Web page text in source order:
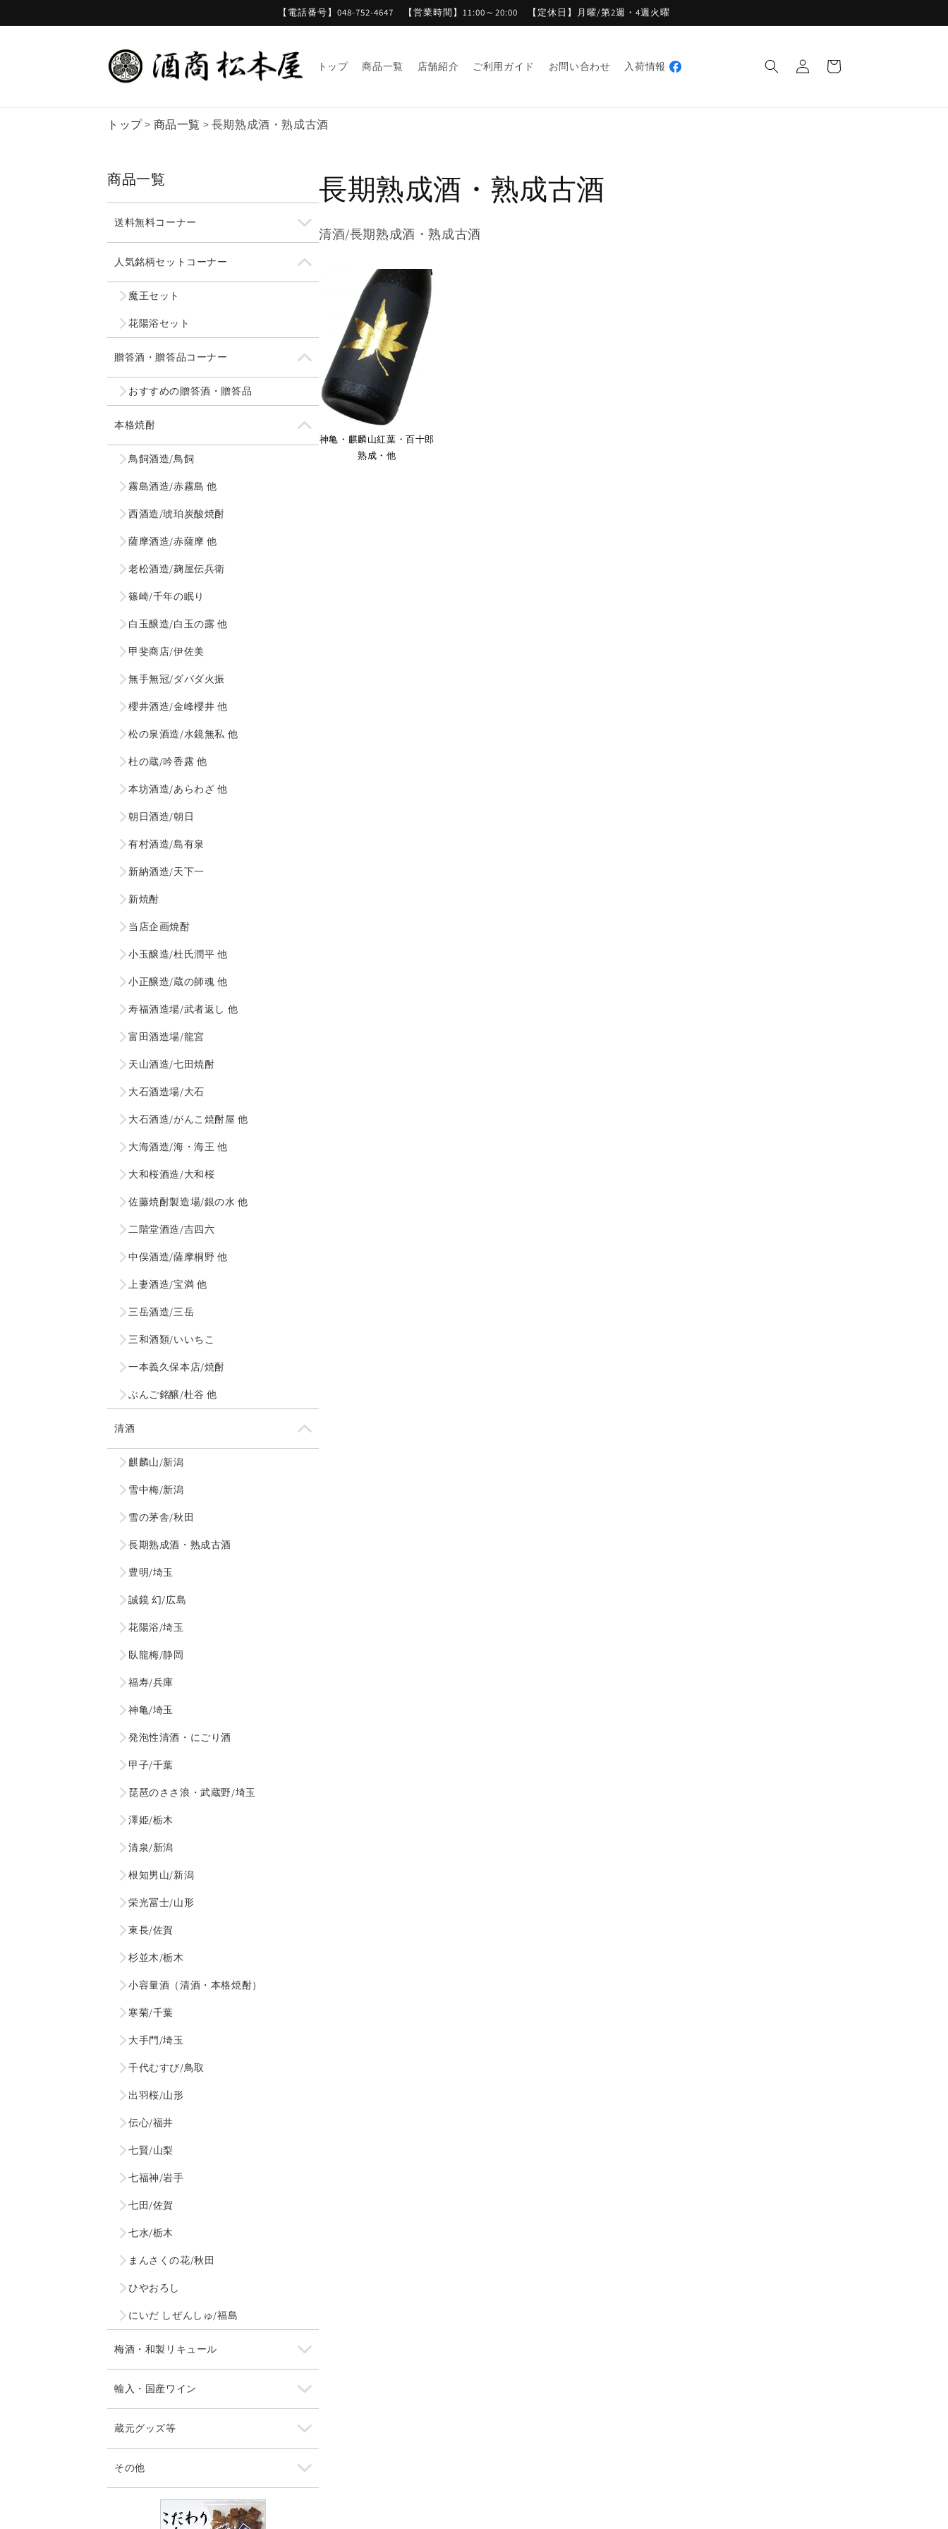
進む
【電話番号】048-752-4647 【営業時間】11:00～20:00 【定休日】月曜/第2週・4週火曜
トップ 商品一覧 店舗紹介 ご利用ガイド お問い合わせ 入荷情報
グ
イ
ー
トップ> 商品一覧 >長期熟成酒・熟成古酒
商品一覧
送料無料コーナー
人気銘柄セットコーナー
魔王セット
花陽浴セット
贈答酒・贈答品コーナー
おすすめの贈答酒・贈答品
本格焼酎
鳥飼酒造/鳥飼
霧島酒造/赤霧島 他
西酒造/琥珀炭酸焼酎
薩摩酒造/赤薩摩 他
老松酒造/麹屋伝兵衛
篠崎/千年の眠り
白玉醸造/白玉の露 他
甲斐商店/伊佐美
無手無冠/ダバダ火振
櫻井酒造/金峰櫻井 他
松の泉酒造/水鏡無私 他
杜の蔵/吟香露 他
本坊酒造/あらわざ 他
朝日酒造/朝日
有村酒造/島有泉
新納酒造/天下一
新焼酎
当店企画焼酎
小玉醸造/杜氏潤平 他
小正醸造/蔵の師魂 他
寿福酒造場/武者返し 他
富田酒造場/龍宮
天山酒造/七田焼酎
大石酒造場/大石
大石酒造/がんこ焼酎屋 他
大海酒造/海・海王 他
大和桜酒造/大和桜
佐藤焼酎製造場/銀の水 他
二階堂酒造/吉四六
中俣酒造/薩摩桐野 他
上妻酒造/宝満 他
三岳酒造/三岳
三和酒類/いいちこ
一本義久保本店/焼酎
ぶんご銘醸/杜谷 他
清酒
麒麟山/新潟
雪中梅/新潟
雪の茅舎/秋田
長期熟成酒・熟成古酒
豊明/埼玉
誠鏡 幻/広島
花陽浴/埼玉
臥龍梅/静岡
福寿/兵庫
神亀/埼玉
発泡性清酒・にごり酒
甲子/千葉
琵琶のささ浪・武蔵野/埼玉
澤姫/栃木
清泉/新潟
根知男山/新潟
栄光冨士/山形
東長/佐賀
杉並木/栃木
小容量酒（清酒・本格焼酎）
寒菊/千葉
大手門/埼玉
千代むすび/鳥取
出羽桜/山形
伝心/福井
七賢/山梨
七福神/岩手
七田/佐賀
七水/栃木
まんさくの花/秋田
ひやおろし
にいだ しぜんしゅ/福島
梅酒・和製リキュール
輸入・国産ワイン
蔵元グッズ等
その他
コ
レ
ョ
ン
:
長期熟成酒・熟成古酒
清酒/長期熟成酒・熟成古酒
神亀・麒麟山紅葉・百十郎
熟成・他